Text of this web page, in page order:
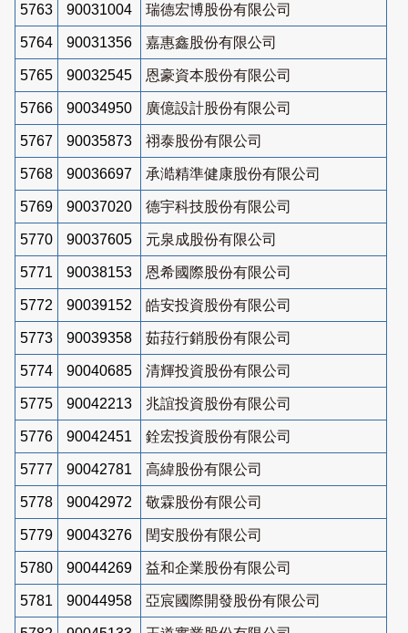
5763 90031004 瑞德宏博股份有限公司
5764 90031356 嘉惠鑫股份有限公司
5765 90032545 恩豪資本股份有限公司
5766 90034950 廣億設計股份有限公司
5767 90035873 祤泰股份有限公司
5768 90036697 承澔精準健康股份有限公司
5769 90037020 德宇科技股份有限公司
5770 90037605 元泉成股份有限公司
5771 90038153 恩希國際股份有限公司
5772 90039152 皓安投資股份有限公司
5773 90039358 茹菈行銷股份有限公司
5774 90040685 清輝投資股份有限公司
5775 90042213 兆誼投資股份有限公司
5776 90042451 銓宏投資股份有限公司
5777 90042781 高緯股份有限公司
5778 90042972 敬霖股份有限公司
5779 90043276 閏安股份有限公司
5780 90044269 益和企業股份有限公司
5781 90044958 亞宸國際開發股份有限公司